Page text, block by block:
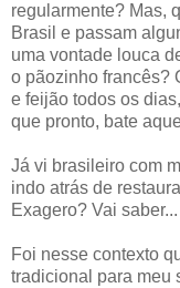
regularmente? Mas,
Brasil e passam
uma vontade louca
o pãozinho francês?
e feijão todos os
que pronto, bate
Já vi brasileiro com
indo atrás de
Exagero? Vai saber...
Foi nesse contexto
tradicional para meu